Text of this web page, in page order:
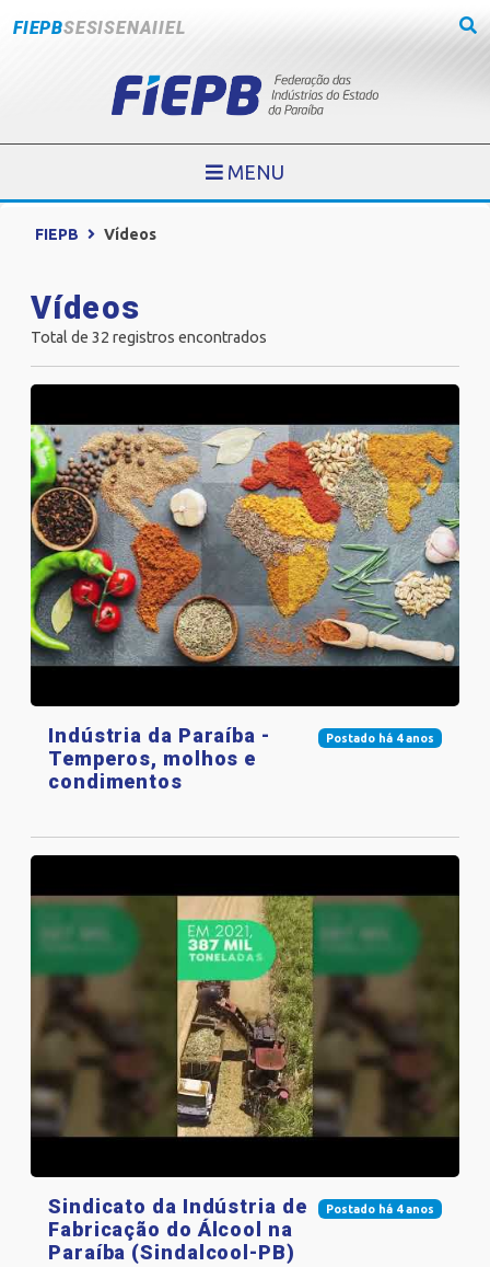
FIEPBSESISENAIIEL
MENU
FIEPB Vídeos
Vídeos
Total de 32 registros encontrados
Postado há 4 anos
Indústria da Paraíba -
Temperos, molhos e
condimentos
Postado há 4 anos
Sindicato da Indústria de
Fabricação do Álcool na
Paraíba (Sindalcool-PB)